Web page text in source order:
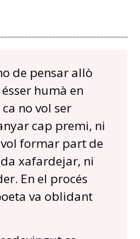
de pensar allò
humà en
no vol ser
cap premi, ni
formar part de
xafardejar, ni
En el procés
va oblidant